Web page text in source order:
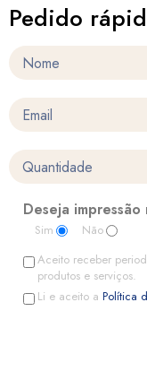
Pedido
Deseja
Sim
Não
Aceito receber
produtos e serviços.
Li e aceito a Política